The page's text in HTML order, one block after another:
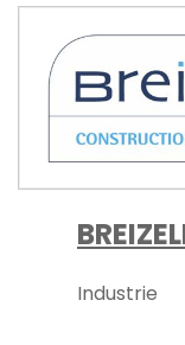
Industrie